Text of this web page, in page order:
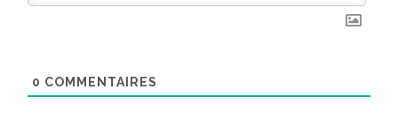
0 COMMENTAIRES